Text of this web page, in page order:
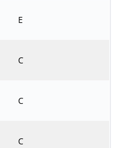
E
C
C
C